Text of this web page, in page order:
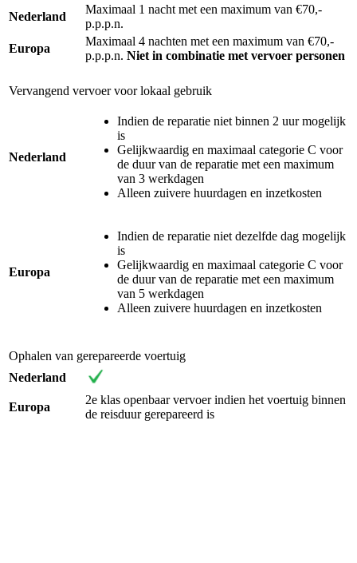
Nederland
Maximaal 1 nacht met een maximum van €70,-
p.p.p.n.
Europa
Maximaal 4 nachten met een maximum van €70,-
p.p.p.n. Niet in combinatie met vervoer personen
Vervangend vervoer voor lokaal gebruik
Nederland
Indien de reparatie niet binnen 2 uur mogelijk
is
Gelijkwaardig en maximaal categorie C voor
de duur van de reparatie met een maximum
van 3 werkdagen
Alleen zuivere huurdagen en inzetkosten
Europa
Indien de reparatie niet dezelfde dag mogelijk
is
Gelijkwaardig en maximaal categorie C voor
de duur van de reparatie met een maximum
van 5 werkdagen
Alleen zuivere huurdagen en inzetkosten
Ophalen van gerepareerde voertuig
Nederland
Europa
2e klas openbaar vervoer indien het voertuig binnen
de reisduur gerepareerd is